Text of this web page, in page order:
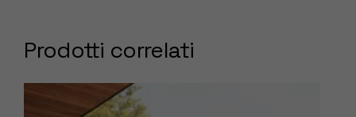
Prodotti correlati